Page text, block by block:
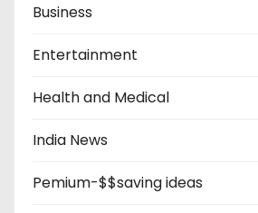
Business
Entertainment
Health and Medical
India News
Pemium-$$saving ideas